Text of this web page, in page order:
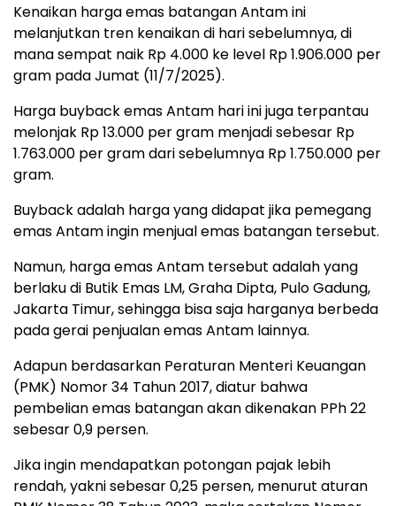
Kenaikan harga emas batangan Antam ini
melanjutkan tren kenaikan di hari sebelumnya, di
mana sempat naik Rp 4.000 ke level Rp 1.906.000 per
gram pada Jumat (11/7/2025).
Harga buyback emas Antam hari ini juga terpantau
melonjak Rp 13.000 per gram menjadi sebesar Rp
1.763.000 per gram dari sebelumnya Rp 1.750.000 per
gram.
Buyback adalah harga yang didapat jika pemegang
emas Antam ingin menjual emas batangan tersebut.
Namun, harga emas Antam tersebut adalah yang
berlaku di Butik Emas LM, Graha Dipta, Pulo Gadung,
Jakarta Timur, sehingga bisa saja harganya berbeda
pada gerai penjualan emas Antam lainnya.
Adapun berdasarkan Peraturan Menteri Keuangan
(PMK) Nomor 34 Tahun 2017, diatur bahwa
pembelian emas batangan akan dikenakan PPh 22
sebesar 0,9 persen.
Jika ingin mendapatkan potongan pajak lebih
rendah, yakni sebesar 0,25 persen, menurut aturan